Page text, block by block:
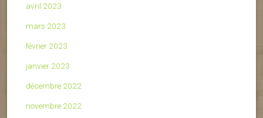
avril 2023
mars 2023
février 2023
janvier 2023
décembre 2022
novembre 2022